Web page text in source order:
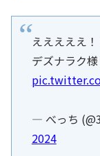
えええええ
デズナラク様
— べっち
2024